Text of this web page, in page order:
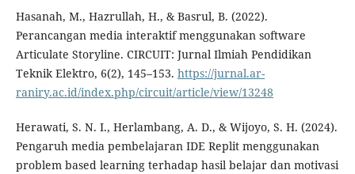
Hasanah, M., Hazrullah, H., & Basrul, B. (2022).
Perancangan media interaktif menggunakan software
Articulate Storyline. CIRCUIT: Jurnal Ilmiah Pendidikan
Teknik Elektro, 6(2), 145–153. https://jurnal.ar-
raniry.ac.id/index.php/circuit/article/view/13248
Herawati, S. N. I., Herlambang, A. D., & Wijoyo, S. H. (2024).
Pengaruh media pembelajaran IDE Replit menggunakan
problem based learning terhadap hasil belajar dan motivasi